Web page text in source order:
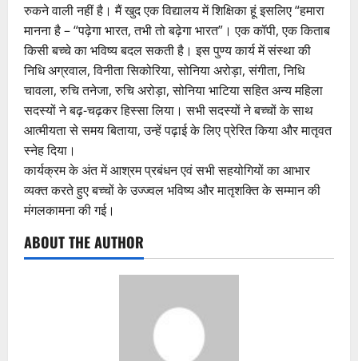
रुकने वाली नहीं है। मैं खुद एक विद्यालय में शिक्षिका हूं इसलिए “हमारा
मानना है – “पढ़ेगा भारत, तभी तो बढ़ेगा भारत”। एक कॉपी, एक किताब
किसी बच्चे का भविष्य बदल सकती है। इस पुण्य कार्य में संस्था की
निधि अग्रवाल, विनीता सिकोरिया, सोनिया अरोड़ा, संगीता, निधि
चावला, रुचि तनेजा, रुचि अरोड़ा, सोनिया भाटिया सहित अन्य महिला
सदस्यों ने बढ़-चढ़कर हिस्सा लिया। सभी सदस्यों ने बच्चों के साथ
आत्मीयता से समय बिताया, उन्हें पढ़ाई के लिए प्रेरित किया और मातृवत
स्नेह दिया।
कार्यक्रम के अंत में आश्रम प्रबंधन एवं सभी सहयोगियों का आभार
व्यक्त करते हुए बच्चों के उज्ज्वल भविष्य और मातृशक्ति के सम्मान की
मंगलकामना की गई।
ABOUT THE AUTHOR